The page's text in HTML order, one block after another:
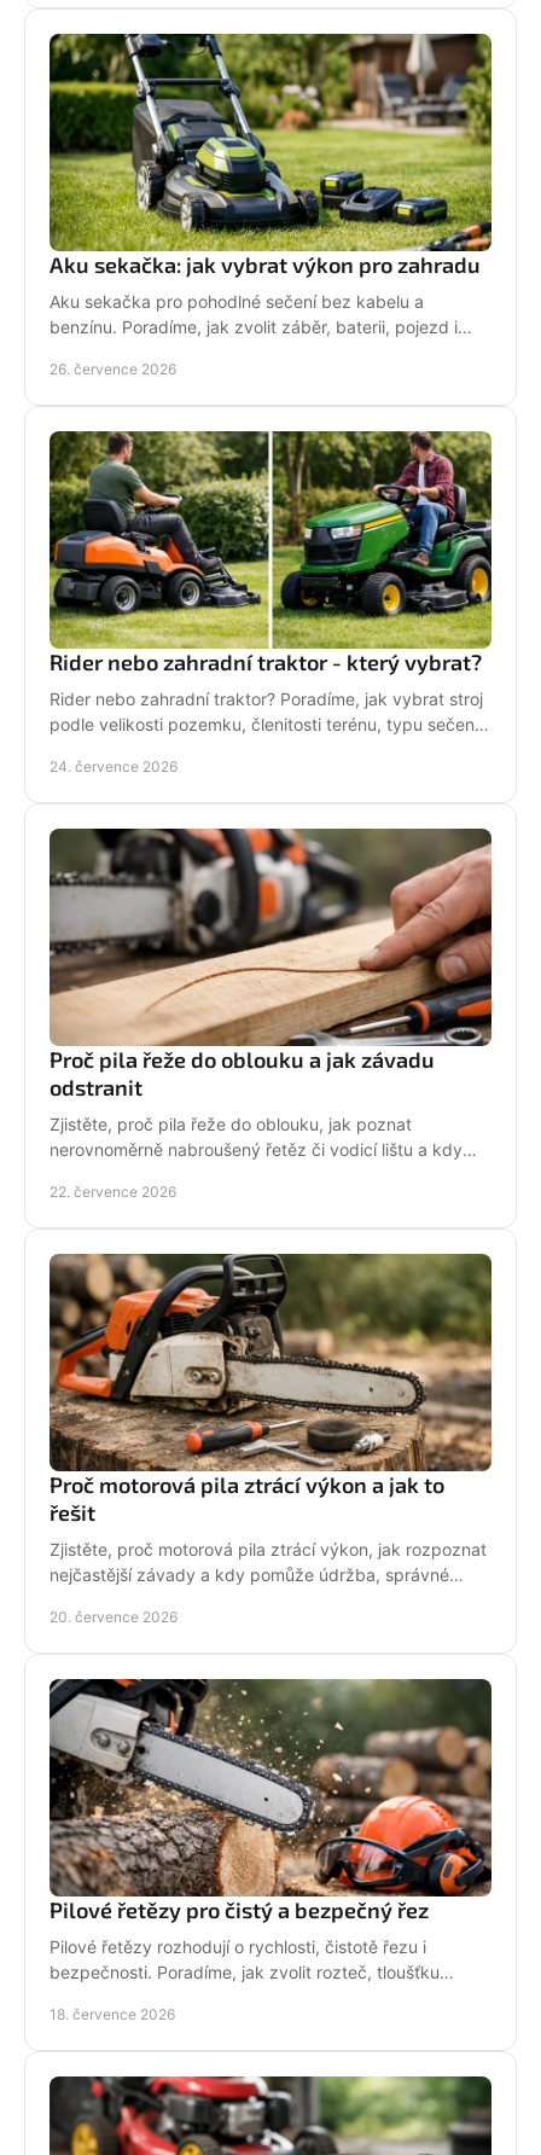
Aku sekačka: jak vybrat výkon pro zahradu
Aku sekačka pro pohodlné sečení bez kabelu a
benzínu. Poradíme, jak zvolit záběr, baterii, pojezd i
26. července 2026
Rider nebo zahradní traktor - který vybrat?
Rider nebo zahradní traktor? Poradíme, jak vybrat stroj
podle velikosti pozemku, členitosti terénu, typu sečení
24. července 2026
Proč pila řeže do oblouku a jak závadu
odstranit
Zjistěte, proč pila řeže do oblouku, jak poznat
nerovnoměrně nabroušený řetěz či vodicí lištu a kdy
22. července 2026
Proč motorová pila ztrácí výkon a jak to
řešit
Zjistěte, proč motorová pila ztrácí výkon, jak rozpoznat
nejčastější závady a kdy pomůže údržba, správné
20. července 2026
Pilové řetězy pro čistý a bezpečný řez
Pilové řetězy rozhodují o rychlosti, čistotě řezu i
bezpečnosti. Poradíme, jak zvolit rozteč, tloušťku
18. července 2026